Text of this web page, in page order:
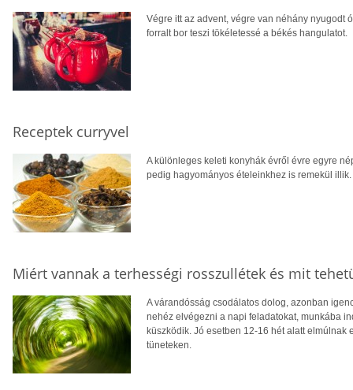
Végre itt az advent, végre van néhány nyugodt
forralt bor teszi tökéletessé a békés hangulatot.
Receptek curryvel
A különleges keleti konyhák évről évre egyre
pedig hagyományos ételeinkhez is remekül illik.
Miért vannak a terhességi rosszullétek és mit
A várandósság csodálatos dolog, azonban
nehéz elvégezni a napi feladatokat, munkába
küszködik. Jó esetben 12-16 hét alatt
tüneteken.